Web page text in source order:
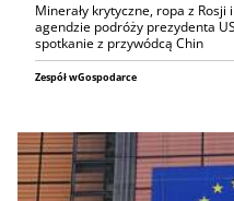
Minerały krytyczne, ropa z
agendzie podróży prezydenta
spotkanie z przywódcą Chin
Zespół wGospodarce